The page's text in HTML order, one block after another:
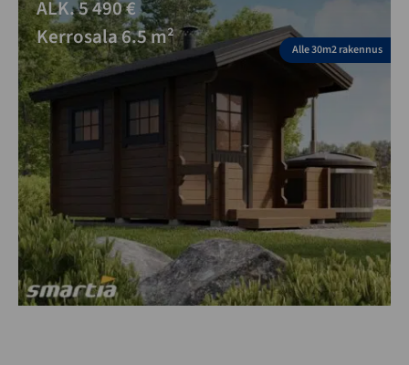
ALK. 5 490 €
Kerrosala 6.5 m²
Alle 30m2 rakennus